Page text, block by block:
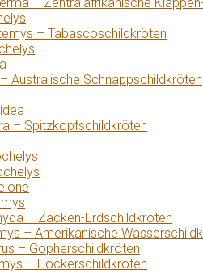
– Tabascoschildkröten
Australische Schnappschildkröten
– Spitzkopfschildkröten
– Zacken-Erdschildkröten
– Amerikanische
– Gopherschildkröten
– Höckerschildkröten